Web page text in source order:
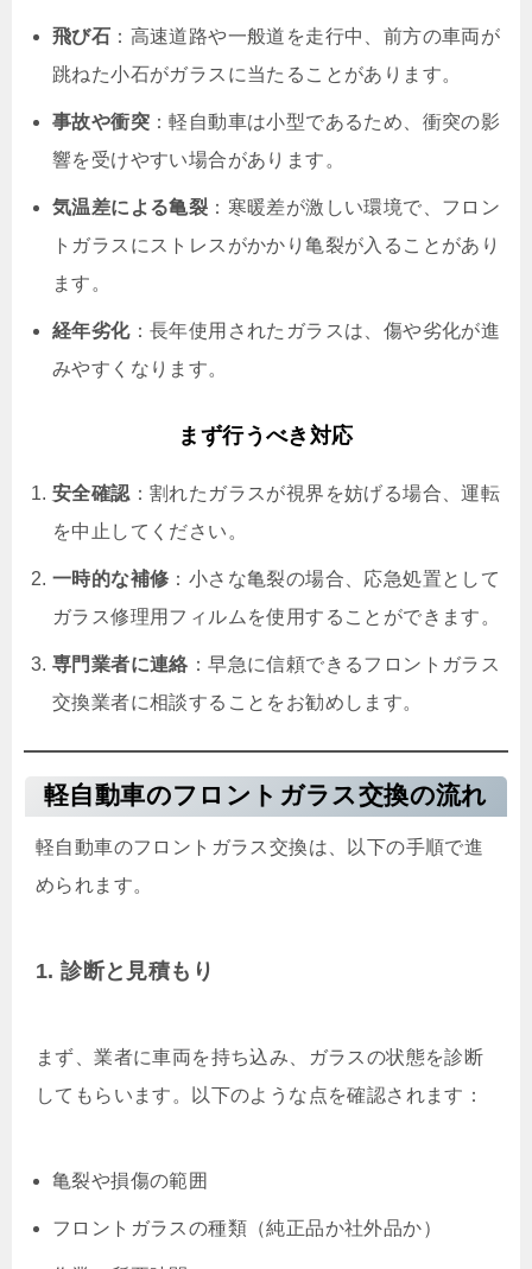
飛び石 ：高速道路や一般道を走行中、前方の車両が
跳ねた小石がガラスに当たることがあります。
事故や衝突 ：軽自動車は小型であるため、衝突の影
響を受けやすい場合があります。
気温差による亀裂 ：寒暖差が激しい環境で、フロン
トガラスにストレスがかかり亀裂が入ることがあり
ます。
経年劣化：長年使用されたガラスは、傷や劣化が進
みやすくなります。
まず行うべき対応
安全確認 ：割れたガラスが視界を妨げる場合、運転
を中止してください。
一時的な補修 ：小さな亀裂の場合、応急処置として
ガラス修理用フィルムを使用することができます。
専門業者に連絡 ：早急に信頼できるフロントガラス
交換業者に相談することをお勧めします。
軽自動車のフロントガラス交換の流れ
軽自動車のフロントガラス交換は、以下の手順で進
められます。
1. 診断と見積もり
まず、業者に車両を持ち込み、ガラスの状態を診断
してもらいます。以下のような点を確認されます：
亀裂や損傷の範囲
フロントガラスの種類（純正品か社外品か）